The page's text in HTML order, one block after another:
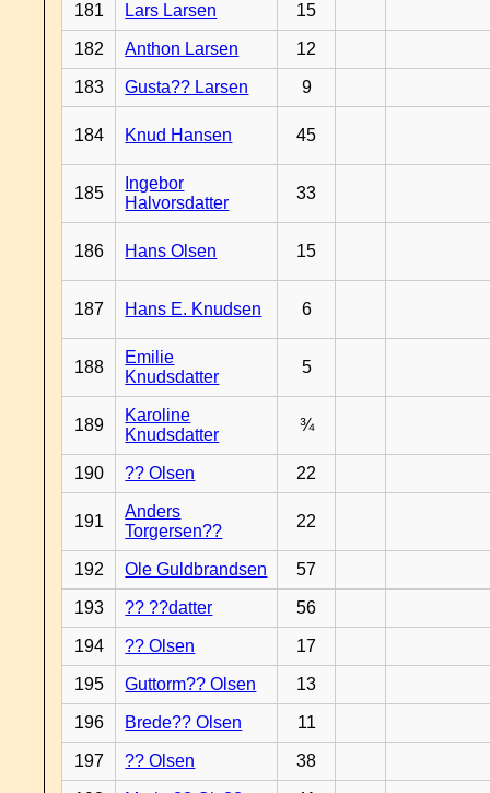
181 Lars Larsen 15
182 Anthon Larsen 12
183 Gusta?? Larsen 9
184 Knud Hansen 45
185
Ingebor
Halvorsdatter
33
186 Hans Olsen 15
187 Hans E. Knudsen 6
188
Emilie
Knudsdatter
5
189
Karoline
Knudsdatter
¾
190 ?? Olsen 22
191
Anders
Torgersen??
22
192 Ole Guldbrandsen 57
193 ?? ??datter 56
194 ?? Olsen 17
195 Guttorm?? Olsen 13
196 Brede?? Olsen 11
197 ?? Olsen 38